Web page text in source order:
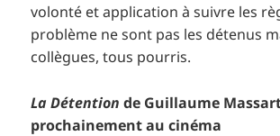
volonté et application à suivre les
problème ne sont pas les détenus
collègues, tous pourris.
La Détention de Guillaume
prochainement au cinéma